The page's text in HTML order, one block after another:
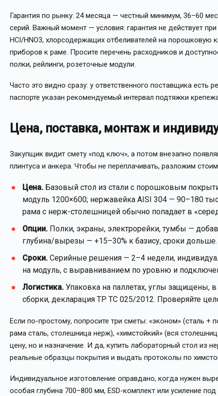
Гарантия по рынку: 24 месяца — честный минимум, 36–60
серий. Важный момент — условия: гарантия не действует
HCl/HNO3, хлорсодержащих отбеливателей на порошковую
приборов к раме. Просите перечень расходников и
полки, рейлинги, розеточные модули.
Часто это видно сразу: у ответственного поставщика есть
паспорте указан рекомендуемый интервал подтяжки
Цена, поставка, монтаж и
Закупщик видит смету «под ключ», а потом внезапно
плинтуса и анкера. Чтобы не переплачивать, разложим
Цена. Базовый стол из стали с порошковым
модуль 1200×600; нержавейка AISI 304 — 90–180
рама с нерж-столешницей обычно попадает в
Опции. Полки, экраны, электрорейки, тумбы —
глубина/вырезы — +15–30% к базису, сроки дольше.
Сроки. Серийные решения — 2–4 недели,
на модуль, с выравниванием по уровню и
Логистика. Упаковка на паллетах, углы защищены,
сборки, декларация ТР ТС 025/2012. Проверяйте
Если по-простому, попросите три сметы: «эконом» (сталь +
рама сталь, столешница нерж), «химстойкий» (вся
цену, но и назначение. И да, купить лабораторный стол из
реальные образцы покрытия и выдать протоколы по
Индивидуальное изготовление оправдано, когда нужен
особая глубина 700–800 мм, ESD-комплект или усиление